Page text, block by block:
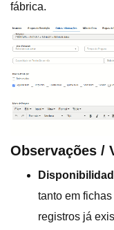
fábrica.
Observações /
tanto em
registros já